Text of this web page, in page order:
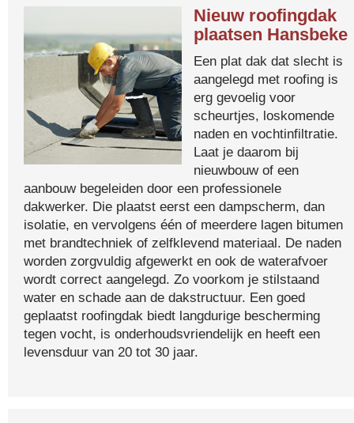
Nieuw roofingdak
plaatsen Hansbeke
Een plat dak dat slecht is
aangelegd met roofing is
erg gevoelig voor
scheurtjes, loskomende
naden en vochtinfiltratie.
Laat je daarom bij
nieuwbouw of een
aanbouw begeleiden door een professionele
dakwerker. Die plaatst eerst een dampscherm, dan
isolatie, en vervolgens één of meerdere lagen bitumen
met brandtechniek of zelfklevend materiaal. De naden
worden zorgvuldig afgewerkt en ook de waterafvoer
wordt correct aangelegd. Zo voorkom je stilstaand
water en schade aan de dakstructuur. Een goed
geplaatst roofingdak biedt langdurige bescherming
tegen vocht, is onderhoudsvriendelijk en heeft een
levensduur van 20 tot 30 jaar.